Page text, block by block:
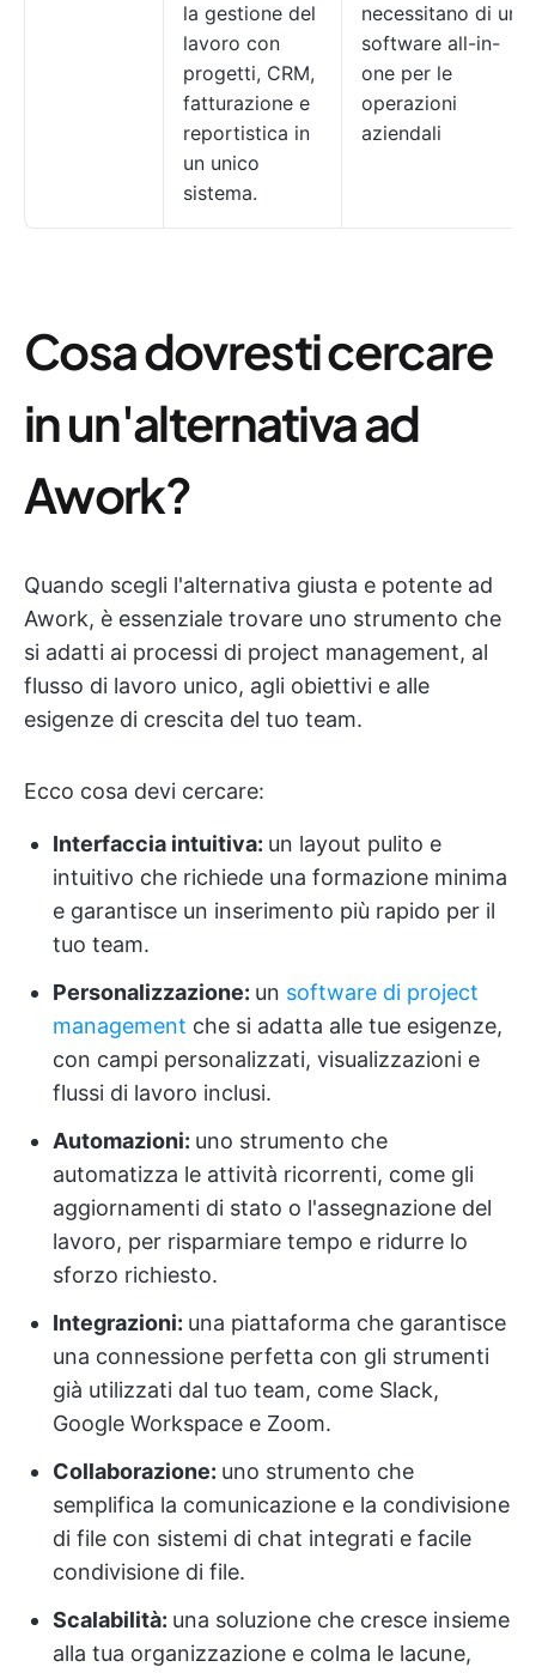
la gestione del
lavoro con
progetti, CRM,
fatturazione e
reportistica in
un unico
sistema.
necessitano di un
software all-in-
one per le
operazioni
aziendali
Cosa dovresti cercare
in un'alternativa ad
Awork?
Quando scegli l'alternativa giusta e potente ad
Awork, è essenziale trovare uno strumento che
si adatti ai processi di project management, al
flusso di lavoro unico, agli obiettivi e alle
esigenze di crescita del tuo team.
Ecco cosa devi cercare:
Interfaccia intuitiva: un layout pulito e
intuitivo che richiede una formazione minima
e garantisce un inserimento più rapido per il
tuo team.
Personalizzazione: un software di project
management che si adatta alle tue esigenze,
con campi personalizzati, visualizzazioni e
flussi di lavoro inclusi.
Automazioni: uno strumento che
automatizza le attività ricorrenti, come gli
aggiornamenti di stato o l'assegnazione del
lavoro, per risparmiare tempo e ridurre lo
sforzo richiesto.
Integrazioni: una piattaforma che garantisce
una connessione perfetta con gli strumenti
già utilizzati dal tuo team, come Slack,
Google Workspace e Zoom.
Collaborazione: uno strumento che
semplifica la comunicazione e la condivisione
di file con sistemi di chat integrati e facile
condivisione di file.
Scalabilità: una soluzione che cresce insieme
alla tua organizzazione e colma le lacune,